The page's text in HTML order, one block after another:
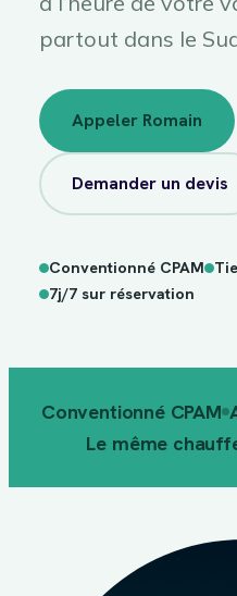
partout dans le
Appeler Romain
Demander un devis
Conventionné CPAM
7j/7 sur réservation
à l’heurede
Conventionné CPAM
Le même